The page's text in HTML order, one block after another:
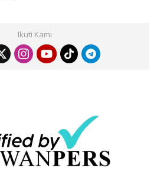
Ikuti Kami